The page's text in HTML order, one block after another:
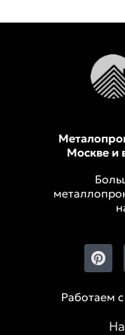
Москве и
Работаем